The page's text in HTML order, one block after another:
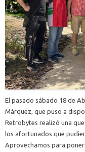
El pasado sábado 18 de
Márquez, que puso a
Retrobytes realizó una
los afortunados que
Aprovechamos para